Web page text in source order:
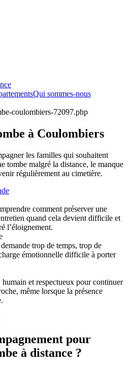
Qui sommes-nous
coulombiers-72097.php
à Coulombiers
les familles qui souhaitent
tombe malgré la distance, le manque
régulièrement au cimetière.
comment préserver une
quand cela devient difficile et
l’éloignement.
trop de temps, trop de
émotionnelle difficile à porter
et respectueux pour continuer
même lorsque la présence
pour
à distance ?